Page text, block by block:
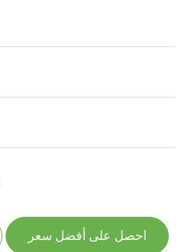
احصل على أفضل سعر